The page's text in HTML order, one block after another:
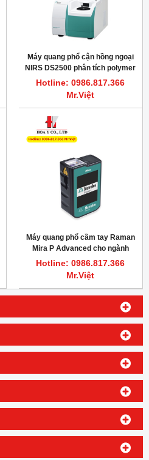
Máy quang phổ cận hồng ngoại
NIRS DS2500 phân tích polymer
Hotline: 0986.817.366
Mr.Việt
Máy quang phổ cầm tay Raman
Mira P Advanced cho ngành
dược
Hotline: 0986.817.366
Mr.Việt